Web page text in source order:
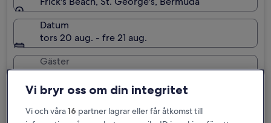
Datum
tors 20 aug. - fre 21 aug.
Gäster
2 resenärer, 1 rum
Jag ska åka på en affärsresa
Vi bryr oss om din integritet
Vi och våra16 partner lagrar eller får åtkomst till